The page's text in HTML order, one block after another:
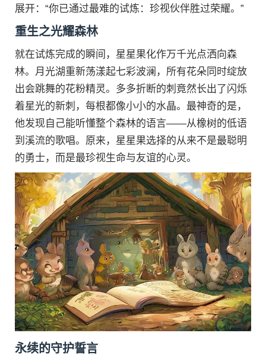
展开：“你已通过最难的试炼：珍视伙伴胜过荣耀。”
重生之光耀森林
就在试炼完成的瞬间，星星果化作万千光点洒向森
林。月光湖重新荡漾起七彩波澜，所有花朵同时绽放
出会跳舞的花粉精灵。多多折断的刺竟然长出了闪烁
着星光的新刺，每根都像小小的水晶。最神奇的是，
他发现自己能听懂整个森林的语言——从橡树的低语
到溪流的歌唱。原来，星星果选择的从来不是最聪明
的勇士，而是最珍视生命与友谊的心灵。
永续的守护誓言